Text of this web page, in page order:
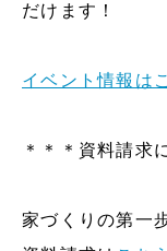
だけます！
イベント情報は
＊＊＊資料請求
家づくりの第一